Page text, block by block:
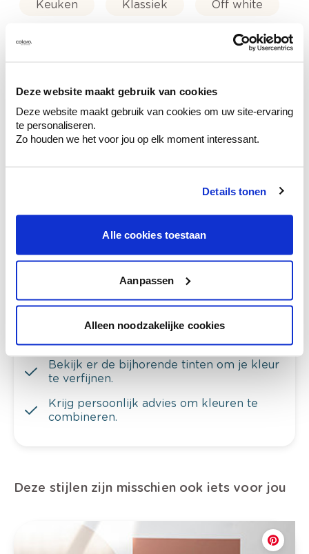
Deze website maakt gebruik van cookies
Deze website maakt gebruik van cookies om uw site-ervaring
te personaliseren.
Zo houden we het voor jou op elk moment interessant.
Details tonen
Alle cookies toestaan
Aanpassen
Alleen noodzakelijke cookies
Keuken Klassiek Off white
Ga samen met de kleuradviseur door je
Krijg ineens een technologische check-up
van je muren.
Bekijk je kleur in de winkel
Ontdek er kleurechte stalen van je
Bekijk er de bijhorende tinten om je kleur
te verfijnen.
Krijg persoonlijk advies om kleuren te
combineren.
Deze stijlen zijn misschien ook iets voor jou